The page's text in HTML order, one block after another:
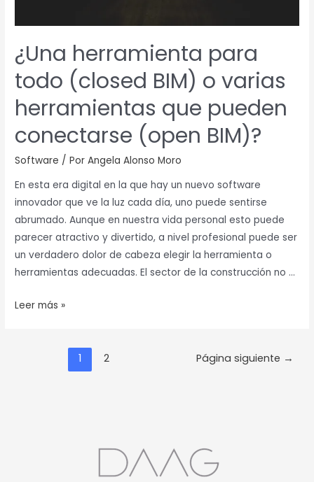
¿Una herramienta para
todo (closed BIM) o varias
herramientas que pueden
conectarse (open BIM)?
Software / PorAngela Alonso Moro
En esta era digital en la que hay un nuevo software
innovador que ve la luz cada día, uno puede sentirse
abrumado. Aunque en nuestra vida personal esto puede
parecer atractivo y divertido, a nivel profesional puede ser
un verdadero dolor de cabeza elegir la herramienta o
herramientas adecuadas. El sector de la construcción no …
(open
BIM)?
Leer más »
1 2 Página siguiente →